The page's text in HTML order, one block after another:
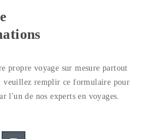
propre voyage sur mesure partout
veuillez remplir ce formulaire pour
l'un de nos experts en voyages.